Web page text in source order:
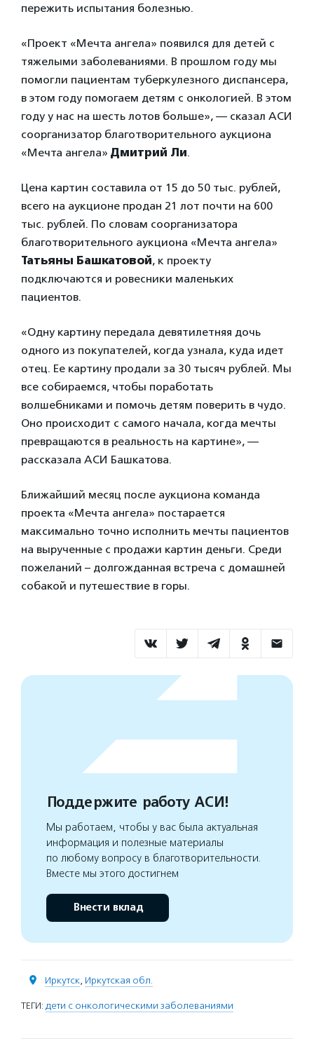
пережить испытания болезнью.
«Проект «Мечта ангела» появился для детей с
тяжелыми заболеваниями. В прошлом году мы
помогли пациентам туберкулезного диспансера,
в этом году помогаем детям с онкологией. В этом
году у нас на шесть лотов больше», — сказал АСИ
соорганизатор благотворительного аукциона
«Мечта ангела» Дмитрий Ли.
Цена картин составила от 15 до 50 тыс. рублей,
всего на аукционе продан 21 лот почти на 600
тыс. рублей. По словам соорганизатора
благотворительного аукциона «Мечта ангела»
Татьяны Башкатовой, к проекту
подключаются и ровесники маленьких
пациентов.
«Одну картину передала девятилетняя дочь
одного из покупателей, когда узнала, куда идет
отец. Ее картину продали за 30 тысяч рублей. Мы
все собираемся, чтобы поработать
волшебниками и помочь детям поверить в чудо.
Оно происходит с самого начала, когда мечты
превращаются в реальность на картине», —
рассказала АСИ Башкатова.
Ближайший месяц после аукциона команда
проекта «Мечта ангела» постарается
максимально точно исполнить мечты пациентов
на вырученные с продажи картин деньги. Среди
пожеланий – долгожданная встреча с домашней
собакой и путешествие в горы.
Поддержите работу АСИ!
Мы работаем, чтобы у вас была актуальная
информация и полезные материалы
по любому вопросу в благотворительности.
Вместе мы этого достигнем
Внести вклад
Иркутск, Иркутская обл.
ТЕГИ: дети с онкологическими заболеваниями